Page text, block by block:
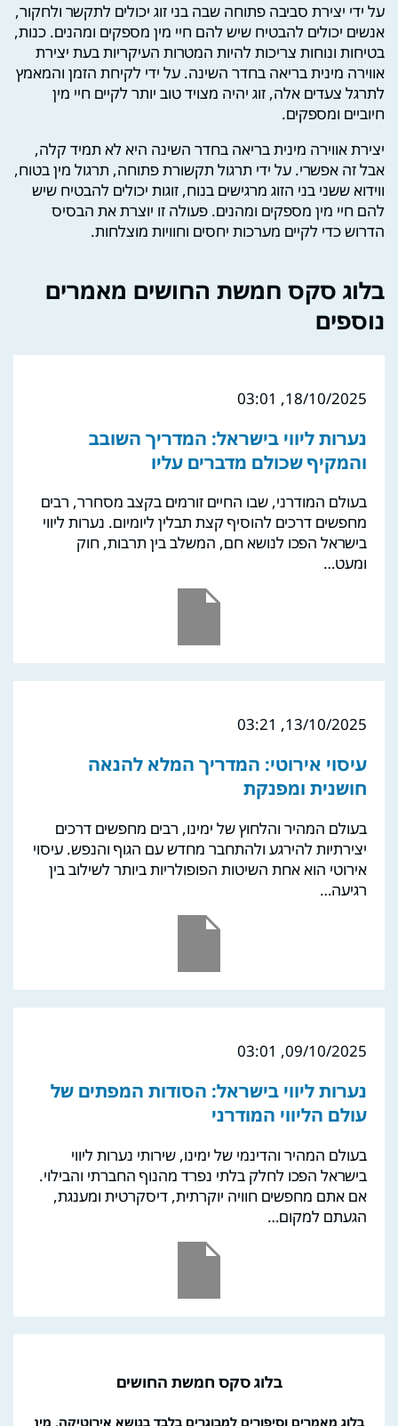
על ידי יצירת סביבה פתוחה שבה בני זוג יכולים לתקשר ולחקור,
אנשים יכולים להבטיח שיש להם חיי מין מספקים ומהנים. כנות,
בטיחות ונוחות צריכות להיות המטרות העיקריות בעת יצירת
אווירה מינית בריאה בחדר השינה. על ידי לקיחת הזמן והמאמץ
לתרגל צעדים אלה, זוג יהיה מצויד טוב יותר לקיים חיי מין
חיוביים ומספקים.
יצירת אווירה מינית בריאה בחדר השינה היא לא תמיד קלה,
אבל זה אפשרי. על ידי תרגול תקשורת פתוחה, תרגול מין בטוח,
ווידוא ששני בני הזוג מרגישים בנוח, זוגות יכולים להבטיח שיש
להם חיי מין מספקים ומהנים. פעולה זו יוצרת את הבסיס
הדרוש כדי לקיים מערכות יחסים וחוויות מוצלחות.
בלוג סקס חמשת החושים מאמרים
נוספים
18/10/2025, 03:01
נערות ליווי בישראל: המדריך השובב
והמקיף שכולם מדברים עליו
בעולם המודרני, שבו החיים זורמים בקצב מסחרר, רבים
מחפשים דרכים להוסיף קצת תבלין ליומיום. נערות ליווי
בישראל הפכו לנושא חם, המשלב בין תרבות, חוק
ומעט…
13/10/2025, 03:21
עיסוי אירוטי: המדריך המלא להנאה
חושנית ומפנקת
בעולם המהיר והלחוץ של ימינו, רבים מחפשים דרכים
יצירתיות להירגע ולהתחבר מחדש עם הגוף והנפש. עיסוי
אירוטי הוא אחת השיטות הפופולריות ביותר לשילוב בין
רגיעה…
09/10/2025, 03:01
נערות ליווי בישראל: הסודות המפתים של
עולם הליווי המודרני
בעולם המהיר והדינמי של ימינו, שירותי נערות ליווי
בישראל הפכו לחלק בלתי נפרד מהנוף החברתי והבילוי.
אם אתם מחפשים חוויה יוקרתית, דיסקרטית ומענגת,
הגעתם למקום…
בלוג סקס חמשת החושים
בלוג מאמרים וסיפורים למבוגרים בלבד בנושא אירוטיקה, מין